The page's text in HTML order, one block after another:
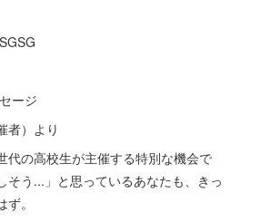
ージ
者）より
代の高校生が主催する特別な機会で
そう...」と思っているあなたも、きっ
。